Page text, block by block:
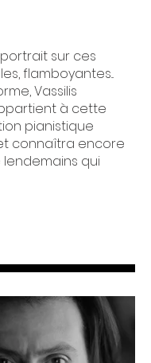
sur ces
flamboyantes...
Vassilis
à cette
pianistique
connaîtra encore
qui